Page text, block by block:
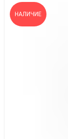
НАЛИЧИЕ